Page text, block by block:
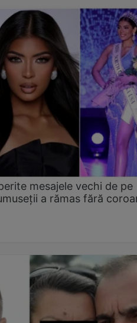
mesajele vechi de pe
a rămas fără